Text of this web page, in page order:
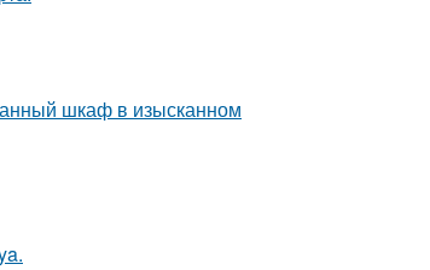
шкаф в изысканном